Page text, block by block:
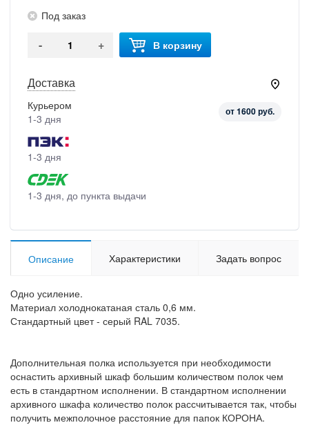
Под заказ
- + В корзину
Доставка
Курьером
1-3 дня
от 1600 руб.
1-3 дня
1-3 дня, до пункта выдачи
Описание Характеристики Задать вопрос
Одно усиление.
Материал холоднокатаная сталь 0,6 мм.
Стандартный цвет - серый RAL 7035.
Дополнительная полка используется при необходимости
оснастить архивный шкаф большим количеством полок чем
есть в стандартном исполнении. В стандартном исполнении
архивного шкафа количество полок рассчитывается так, чтобы
получить межполочное расстояние для папок КОРОНА.